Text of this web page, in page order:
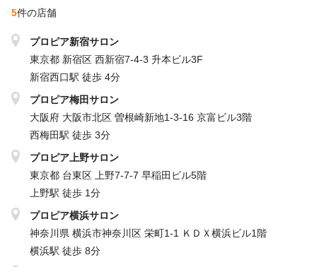
▼残業について▼
オンとオフのメリハリをつけて働くことができます！
残業した場合には、残業手当を全額しっかりお支払いします。
5件の店舗
プロピア新宿サロン
東京都 新宿区 西新宿7-4-3 升本ビル3F
新宿西口駅 徒歩 4分
プロピア梅田サロン
大阪府 大阪市北区 曽根崎新地1-3-16 京富ビル3階
西梅田駅 徒歩 3分
プロピア上野サロン
東京都 台東区 上野7-7-7 早稲田ビル5階
上野駅 徒歩 1分
プロピア横浜サロン
神奈川県 横浜市神奈川区 栄町1-1 ＫＤＸ横浜ビル1階
横浜駅 徒歩 8分